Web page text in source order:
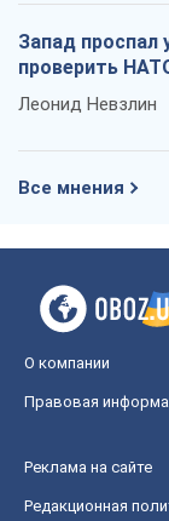
Запад проспал
проверить
Леонид Невзлин
Все мнения
О компании
Правовая
Реклама на сайте
Редакционная